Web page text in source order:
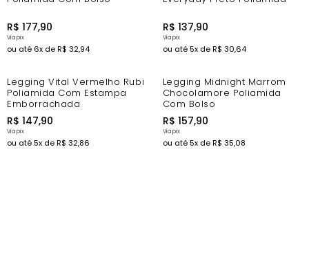
R$ 177,90
ou até 6x deR$ 32,94
R$ 137,90
ou até5x deR$ 30,64
New In
Legging Vital Vermelho Rubi
Poliamida Com Estampa
Emborrachada
R$ 147,90
ou até5x deR$ 32,86
New In
Legging Midnight Marrom
Chocolamore Poliamida
Com Bolso
R$ 157,90
ou até5x deR$ 35,08